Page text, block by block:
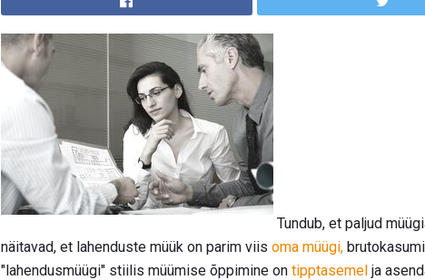
Tundub, et paljud
näitavad, et lahenduste müük on parim viis oma müügi,
"lahendusmüügi" stiilis müümise õppimine on tipptasemel ja